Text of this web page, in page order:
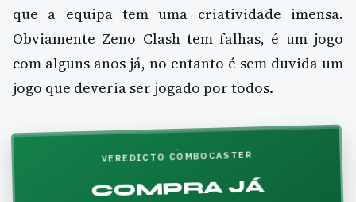
que a equipa tem uma criatividade imensa.
Obviamente Zeno Clash tem falhas, é um jogo
com alguns anos já, no entanto é sem duvida um
jogo que deveria ser jogado por todos.
VEREDICTO COMBOCASTER
COMPRA JÁ